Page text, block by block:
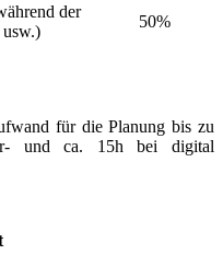
der
50%
für die Planung bis zu
und ca. 15h bei digital